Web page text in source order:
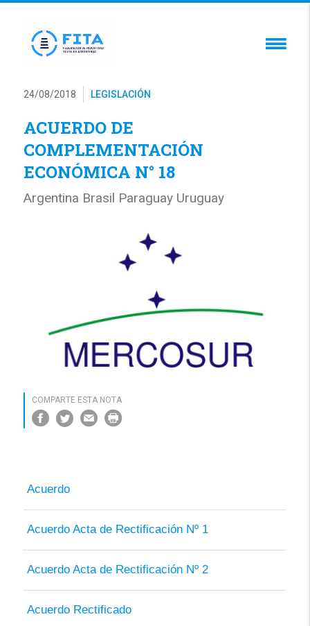
24/08/2018 LEGISLACIÓN
ACUERDO DE
COMPLEMENTACIÓN
ECONÓMICA N° 18
Argentina Brasil Paraguay Uruguay
COMPARTE ESTA NOTA
Acuerdo
Acuerdo Acta de Rectificación Nº 1
Acuerdo Acta de Rectificación Nº 2
Acuerdo Rectificado